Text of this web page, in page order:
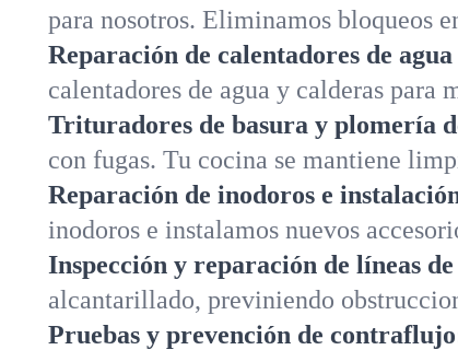
para nosotros. Eliminamos bloqueos
Reparación de calentadores de
calentadores de agua y calderas
Trituradores de basura y plomería
con fugas. Tu cocina se mantiene
Reparación de inodoros e
inodoros e instalamos nuevos
Inspección y reparación de líneas
alcantarillado, previniendo
Pruebas y prevención de